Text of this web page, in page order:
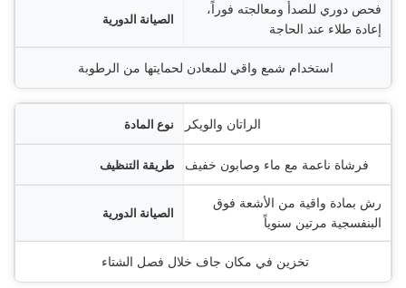
فحص دوري للصدأ ومعالجته فوراً،
إعادة طلاء عند الحاجة
استخدام شمع واقي للمعادن لحمايتها من الرطوبة
الراتان والويكر
فرشاة ناعمة مع ماء وصابون خفيف
رش بمادة واقية من الأشعة فوق
البنفسجية مرتين سنوياً
تخزين في مكان جاف خلال فصل الشتاء